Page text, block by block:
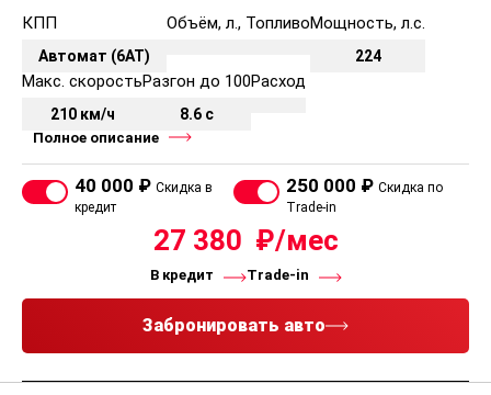
КПП
Автомат (6AT)
Объём, л., ТопливоМощность, л.с.
224
Макс. скорость
210 км/ч
Разгон до 100
8.6 с
Расход
Полное описание
40 000 ₽ Скидка в
кредит
250 000 ₽ Скидка по
Trade-in
27 380
В кредит Trade-in
Забронировать авто